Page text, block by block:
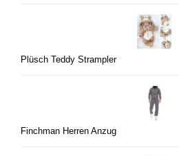
Plüsch Teddy Strampler
Finchman Herren Anzug